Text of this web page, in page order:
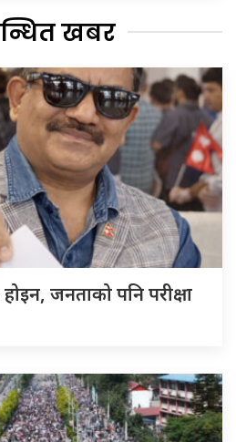
खबर
होइन, जनताको पनि परीक्षा